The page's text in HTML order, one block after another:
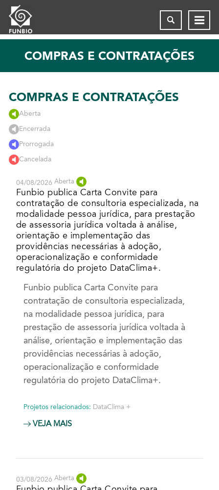
COMPRAS E CONTRATAÇÕES
COMPRAS E CONTRATAÇÕES
Aberta
Encerrada
Prorrogada
Cancelada
04/08/2026 Aberta
Funbio publica Carta Convite para
contratação de consultoria especializada, na
modalidade pessoa jurídica, para prestação
de assessoria jurídica voltada à análise,
orientação e implementação das
providências necessárias à adoção,
operacionalização e conformidade
regulatória do projeto DataClima+.
Funbio publica Carta Convite para
contratação de consultoria especializada,
na modalidade pessoa jurídica, para
prestação de assessoria jurídica voltada à
análise, orientação e implementação das
providências necessárias à adoção,
operacionalização e conformidade
regulatória do projeto DataClima+.
Projetos relacionados: DataClima +
VEJA MAIS
03/08/2026 Aberta